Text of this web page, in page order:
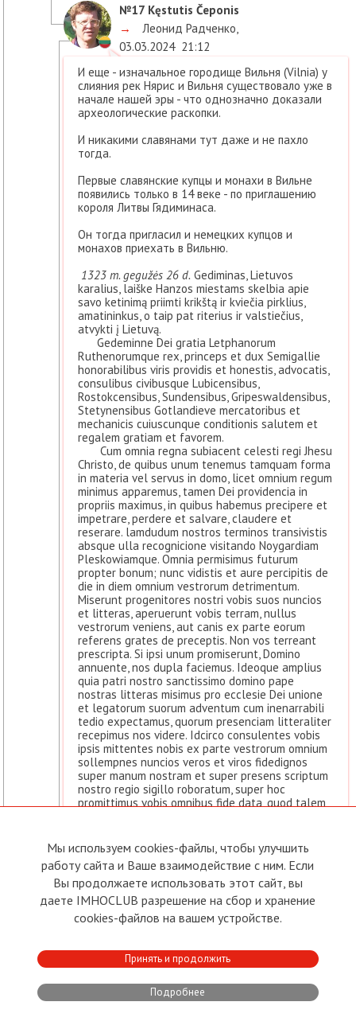
№17 Kęstutis Čeponis
→
Леонид Радченко,
03.03.2024 21:12
И еще - изначальное городище Вильня (Vilnia) у
слияния рек Нярис и Вильня существовало уже в
начале нашей эры - что однозначно доказали
археологические раскопки.
И никакими славянами тут даже и не пахло
тогда.
Первые славянские купцы и монахи в Вильне
появились только в 14 веке - по приглашению
короля Литвы Гядиминаса.
Он тогда пригласил и немецких купцов и
монахов приехать в Вильню.
1323 m. gegužės 26 d. Gediminas, Lietuvos
karalius, laiške Hanzos miestams skelbia apie
savo ketinimą priimti krikštą ir kviečia pirklius,
amatininkus, o taip pat riterius ir valstiečius,
atvykti į Lietuvą.
Gedeminne Dei gratia Letphanorum
Ruthenorumque rex, princeps et dux Semigallie
honorabilibus viris providis et honestis, advocatis,
consulibus civibusque Lubicensibus,
Rostokcensibus, Sundensibus, Gripeswaldensibus,
Stetynensibus Gotlandieve mercatoribus et
mechanicis cuiuscunque conditionis salutem et
regalem gratiam et favorem.
Cum omnia regna subiacent celesti regi Jhesu
Christo, de quibus unum tenemus tamquam forma
in materia vel servus in domo, licet omnium regum
minimus apparemus, tamen Dei providencia in
propriis maximus, in quibus habemus precipere et
impetrare, perdere et salvare, claudere et
reserare. lamdudum nostros terminos transivistis
absque ulla recognicione visitando Noygardiam
Pleskowiamque. Omnia permisimus futurum
propter bonum; nunc vidistis et aure percipitis de
die in diem omnium vestrorum detrimentum.
Miserunt progenitores nostri vobis suos nuncios
et litteras, aperuerunt vobis terram, nullus
vestrorum veniens, aut canis ex parte eorum
referens grates de preceptis. Non vos terreant
prescripta. Si ipsi unum promiserunt, Domino
annuente, nos dupla faciemus. Ideoque amplius
quia patri nostro sanctissimo domino pape
nostras litteras misimus pro ecclesie Dei unione
et legatorum suorum adventum cum inenarrabili
tedio expectamus, quorum presenciam litteraliter
recepimus nos videre. Idcirco consulentes vobis
ipsis mittentes nobis ex parte vestrorum omnium
sollempnes nuncios veros et viros fidedignos
super manum nostram et super presens scriptum
nostro regio sigillo roboratum, super hoc
promittimus vobis omnibus fide data, quod talem
Episcopos, sacerdotes, religiosos Ordinis
Predicatorum et Minorum colligemus, quorum vita
laudabilis et probata; talium nolumus accessum,
qui de cenobiis faciunt latronum refugium et
elemosinam vendunt in detrimentum animarum et
eciam unde latrunculi exeunt in perceptionem et
mortificacionem clericorum; de talibus monachis
Insuper ex regali dono damus iam in presenti
carta nostram terram liberam esse sine
perangariarum super omnes predecessores
nostros omnibus merca-toribus, militibus, vasallis,
Мы используем cookies-файлы, чтобы улучшить
работу сайта и Ваше взаимодействие с ним. Если
Вы продолжаете использовать этот сайт, вы
даете IMHOCLUB разрешение на сбор и хранение
cookies-файлов на вашем устройстве.
Принять и продолжить
Подробнее